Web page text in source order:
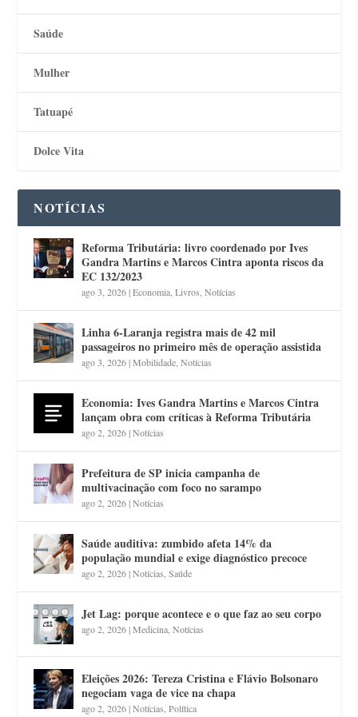
Saúde
Mulher
Tatuapé
Dolce Vita
NOTÍCIAS
Reforma Tributária: livro coordenado por Ives
Gandra Martins e Marcos Cintra aponta riscos da
EC 132/2023
ago 3, 2026|Economia ,Livros ,Notícias
Linha 6-Laranja registra mais de 42 mil
passageiros no primeiro mês de operação assistida
ago 3, 2026|Mobilidade ,Notícias
Economia: Ives Gandra Martins e Marcos Cintra
lançam obra com críticas à Reforma Tributária
ago 2, 2026|Notícias
Prefeitura de SP inicia campanha de
multivacinação com foco no sarampo
ago 2, 2026|Notícias
Saúde auditiva: zumbido afeta 14% da
população mundial e exige diagnóstico precoce
ago 2, 2026|Notícias ,Saúde
Jet Lag: porque acontece e o que faz ao seu corpo
ago 2, 2026|Medicina ,Notícias
Eleições 2026: Tereza Cristina e Flávio Bolsonaro
negociam vaga de vice na chapa
ago 2, 2026|Notícias ,Política